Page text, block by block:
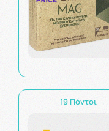
19 Πόντοι